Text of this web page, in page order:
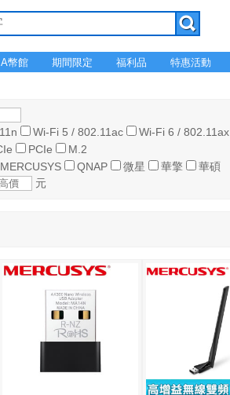
A幣館 期間限定 福利品 特惠活動
Wi-Fi 5 / 802.11ac Wi-Fi 6 / 802.11ax
PCIe
M.2
MERCUSYS QNAP 微星 華擎
華碩
元